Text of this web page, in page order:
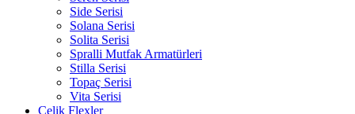
Side Serisi
Solana Serisi
Solita Serisi
Spralli Mutfak Armatürleri
Stilla Serisi
Topaç Serisi
Vita Serisi
Çelik Flexler